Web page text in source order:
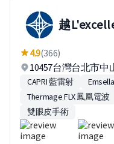
越
4.9(366)
10457台灣台北市中
CAPRI 藍雷射
Thermage FLX 鳳凰電波
雙眼皮手術